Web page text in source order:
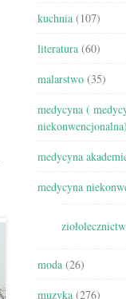
kuchnia (107)
literatura (60)
malarstwo (35)
medycyna (
niekonwencjonalna)
medycyna
medycyna
moda (26)
muzyka (276)